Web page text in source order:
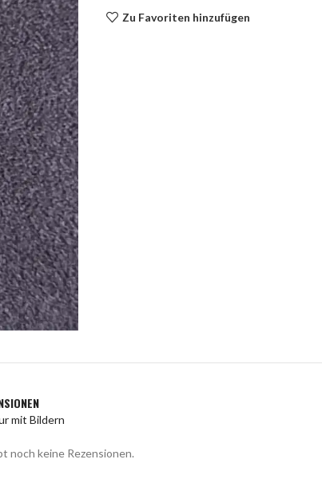
Zu Favoriten hinzufügen
mit Bildern
noch keine Rezensionen.